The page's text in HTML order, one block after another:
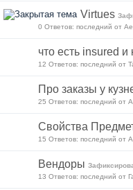
Virtues
0 Ответов: последний от
что есть insured и
12 Ответов: последний от
Про заказы у
25 Ответов: последний от
Свойства
15 Ответов: последний от
Вендоры
13 Ответов: последний от